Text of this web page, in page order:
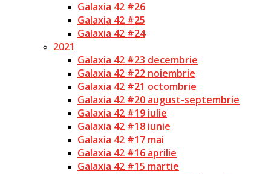
Galaxia 42 #26
Galaxia 42 #25
Galaxia 42 #24
2021
Galaxia 42 #23 decembrie
Galaxia 42 #22 noiembrie
Galaxia 42 #21 octombrie
Galaxia 42 #20 august-septembrie
Galaxia 42 #19 iulie
Galaxia 42 #18 iunie
Galaxia 42 #17 mai
Galaxia 42 #16 aprilie
Galaxia 42 #15 martie